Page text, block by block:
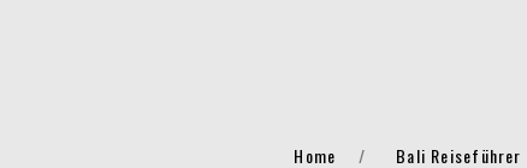
Home Bali Reiseführer